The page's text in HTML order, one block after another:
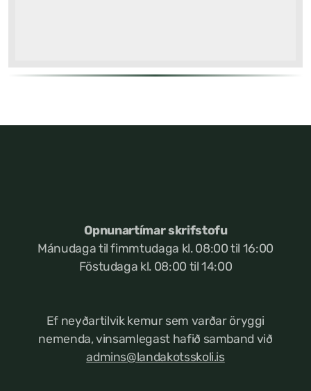
Opnunartímar skrifstofu
Mánudaga til fimmtudaga kl. 08:00 til 16:00
Föstudaga kl. 08:00 til 14:00
Ef neyðartilvik kemur sem varðar öryggi
nemenda, vinsamlegast hafið samband við
admins@landakotsskoli.is